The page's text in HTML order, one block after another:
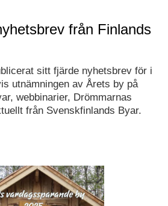
från Finlands
sitt fjärde nyhetsbrev för i
utnämningen av Årets by på
webbinarier, Drömmarnas
från Svenskfinlands Byar.